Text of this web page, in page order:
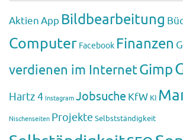
AktienApp Bildbearbeitung
Computer Facebook Finanzen
verdienen im InternetGimp
Hartz 4 Instagram Jobsuche KfW KI
Nischenseiten Projekte Selbstständigkeit